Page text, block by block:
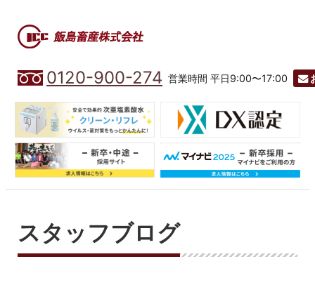
0120-900-274 営業時間 平日9:00〜17:00
スタッフブログ